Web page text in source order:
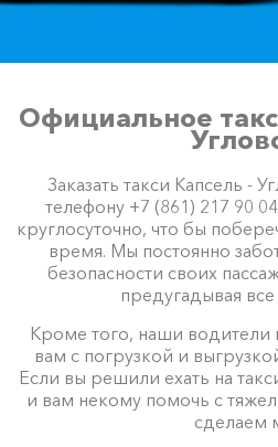
Официальное
Заказать такси Капсель -
телефону +7 (861) 217 90
круглосуточно, что бы
время. Мы постоянно
безопасности своих
предугадывая
Кроме того, наши водители
вам с погрузкой и
Если вы решили ехать на
и вам некому помочь с
сделаем